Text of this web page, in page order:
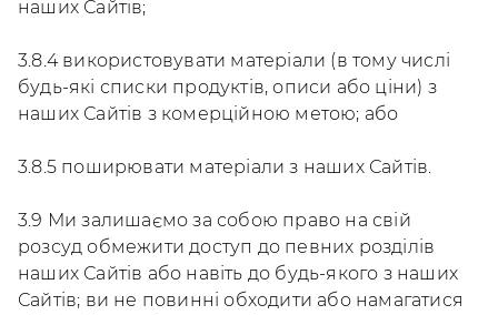
наших Сайтів;
3.8.4 використовувати матеріали (в тому числі
будь-які списки продуктів, описи або ціни) з
наших Сайтів з комерційною метою; або
3.8.5 поширювати матеріали з наших Сайтів.
3.9 Ми залишаємо за собою право на свій
розсуд обмежити доступ до певних розділів
наших Сайтів або навіть до будь-якого з наших
Сайтів; ви не повинні обходити або намагатися